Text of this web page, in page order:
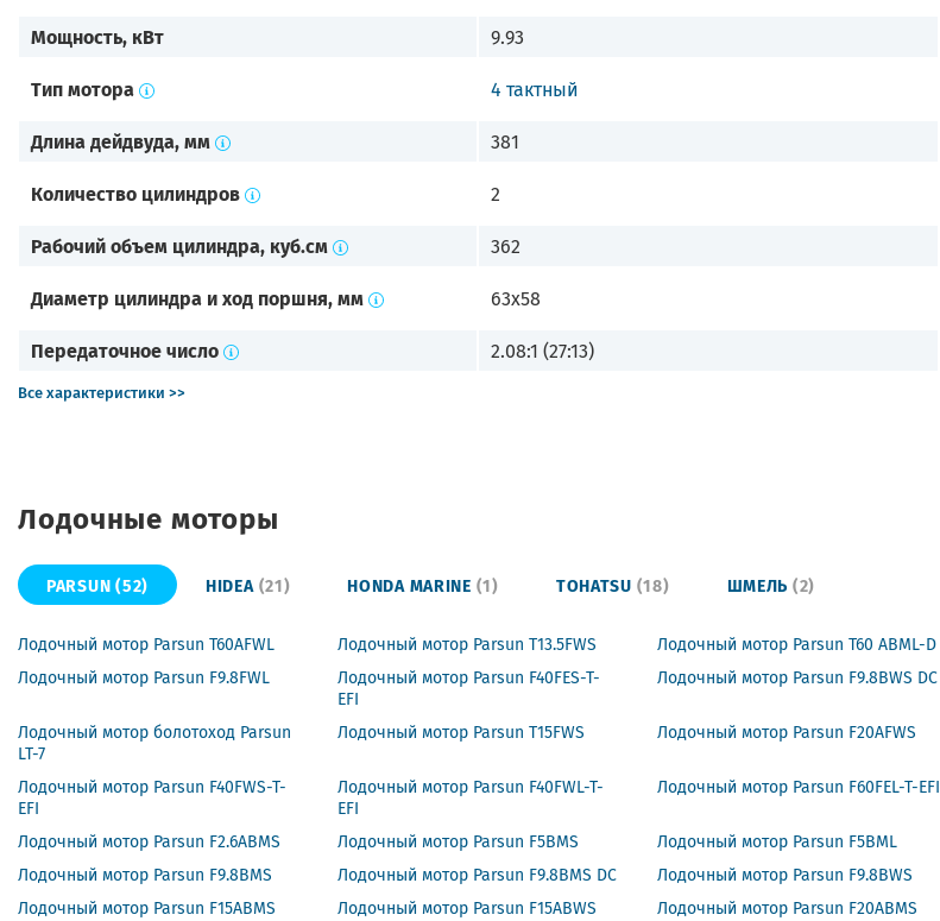
Мощность, кВт 9.93
Тип мотора 4 тактный
Длина дейдвуда, мм 381
Количество цилиндров 2
Рабочий объем цилиндра, куб.см 362
Диаметр цилиндра и ход поршня, мм 63х58
Передаточное число 2.08:1 (27:13)
Все характеристики >>
Лодочные моторы
PARSUN(52) HIDEA (21) HONDA MARINE (1) TOHATSU (18) ШМЕЛЬ (2)
Лодочный мотор Parsun T60AFWL Лодочный мотор Parsun T13.5FWS Лодочный мотор Parsun T60 ABML-D
Лодочный мотор Parsun F9.8FWL
Лодочный мотор Parsun F40FES-T-
EFI
Лодочный мотор Parsun F9.8BWS DC
Лодочный мотор болотоход Parsun
LT-7
Лодочный мотор Parsun T15FWS Лодочный мотор Parsun F20AFWS
Лодочный мотор Parsun F40FWS-T-
EFI
Лодочный мотор Parsun F40FWL-T-
EFI
Лодочный мотор Parsun F60FEL-T-EFI
Лодочный мотор Parsun F2.6ABMS Лодочный мотор Parsun F5BMS Лодочный мотор Parsun F5BML
Лодочный мотор Parsun F9.8BMS
Лодочный мотор Parsun F9.8BMS DC Лодочный мотор Parsun F9.8BWS
Лодочный мотор Parsun F15ABMS
Лодочный мотор Parsun F15ABWS Лодочный мотор Parsun F20ABMS